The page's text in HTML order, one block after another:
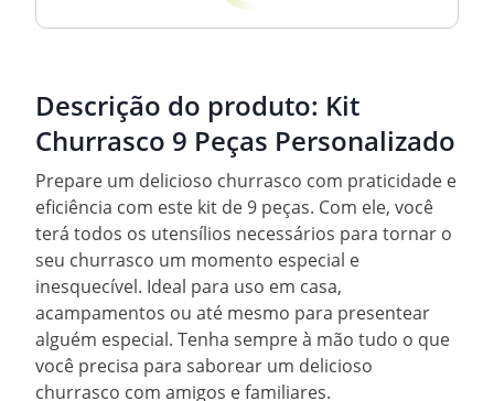
Descrição do produto: Kit
Churrasco 9 Peças Personalizado
Prepare um delicioso churrasco com praticidade e
eficiência com este kit de 9 peças. Com ele, você
terá todos os utensílios necessários para tornar o
seu churrasco um momento especial e
inesquecível. Ideal para uso em casa,
acampamentos ou até mesmo para presentear
alguém especial. Tenha sempre à mão tudo o que
você precisa para saborear um delicioso
churrasco com amigos e familiares.